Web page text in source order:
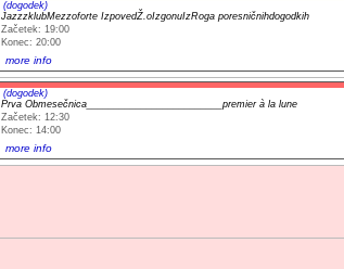
(dogodek)
JazzzklubMezzoforte IzpovedŽ.oIzgonuIzRoga poresničnihdogodkih
Začetek: 19:00
Konec: 20:00
more info
(dogodek)
Prva Obmesečnica_________________________premier à la lune
Začetek: 12:30
Konec: 14:00
more info